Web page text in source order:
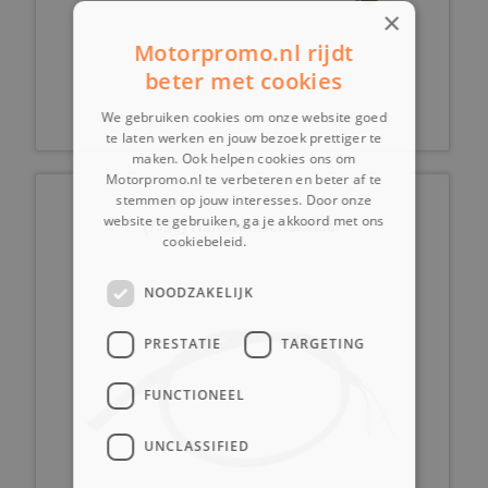
€ 29,99
(7J3c) Handremschakelaar
×
Motorpromo.nl rijdt
beter met cookies
We gebruiken cookies om onze website goed
te laten werken en jouw bezoek prettiger te
maken. Ook helpen cookies ons om
Motorpromo.nl te verbeteren en beter af te
stemmen op jouw interesses. Door onze
website te gebruiken, ga je akkoord met ons
cookiebeleid.
NOODZAKELIJK
PRESTATIE TARGETING
FUNCTIONEEL
UNCLASSIFIED